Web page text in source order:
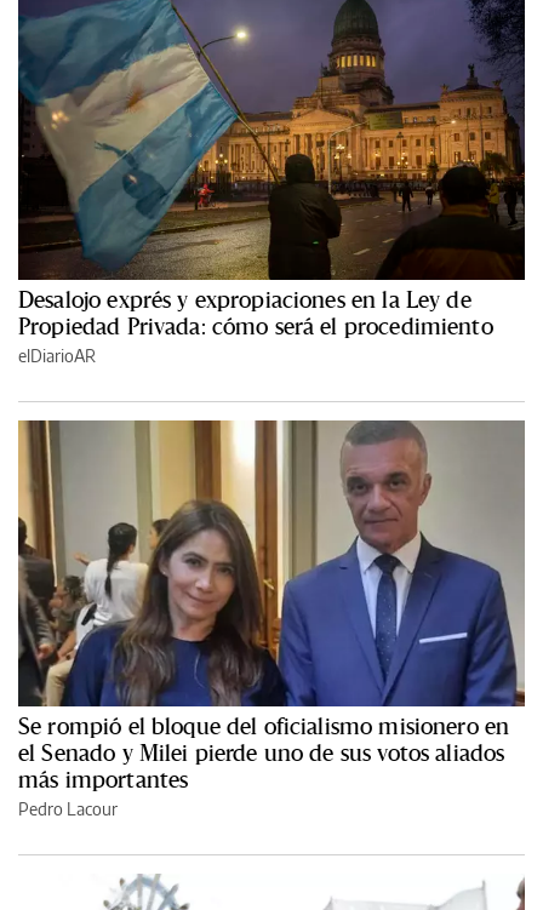
Desalojo exprés y expropiaciones en la Ley de
Propiedad Privada: cómo será el procedimiento
elDiarioAR
Se rompió el bloque del oficialismo misionero en
el Senado y Milei pierde uno de sus votos aliados
más importantes
Pedro Lacour